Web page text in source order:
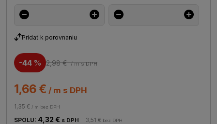
Pridať k porovnaniu
-44 % 2,98 €/ ms DPH
1,66 € / m s DPH
1,35 € / m bez DPH
SPOLU: 4,32 € s DPH 3,51 € bez DPH